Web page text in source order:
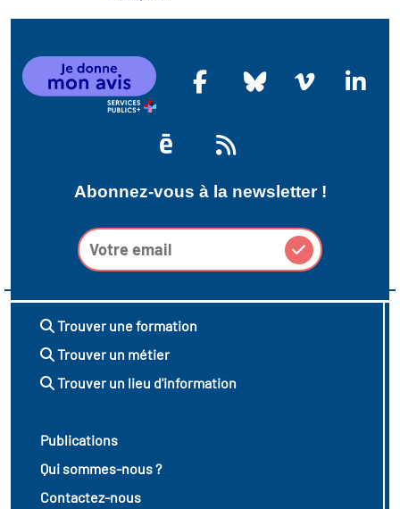
Abonnez-vous à la newsletter !
Trouver une formation
Trouver un métier
Trouver un lieu d'information
Publications
Qui sommes-nous ?
Contactez-nous